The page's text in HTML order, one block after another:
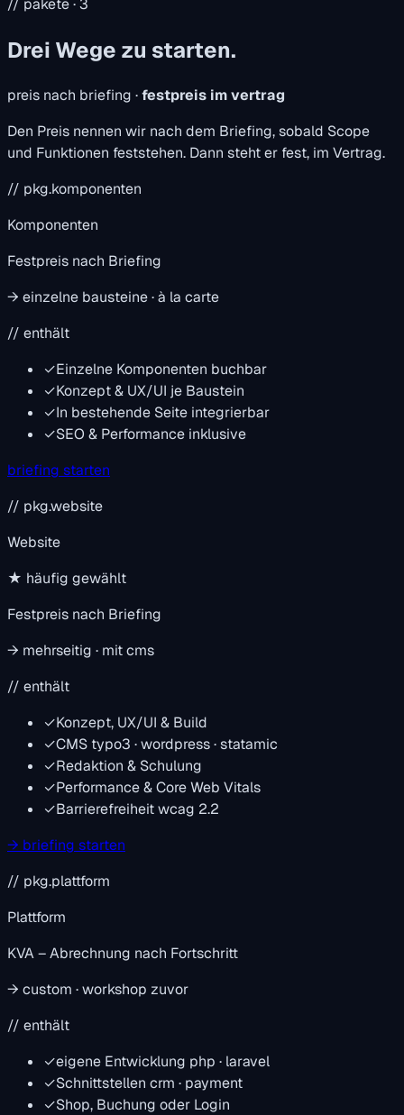
// pakete · 3
Drei Wege zu starten.
preis nach briefing ·festpreis im vertrag
Den Preis nennen wir nach dem Briefing, sobald Scope
und Funktionen feststehen. Dann steht er fest, im Vertrag.
// pkg.komponenten
Komponenten
Festpreis nach Briefing
→ einzelne bausteine · à la carte
// enthält
✓Einzelne Komponenten buchbar
✓Konzept & UX/UI je Baustein
✓In bestehende Seite integrierbar
✓SEO & Performance inklusive
briefing starten
// pkg.website
Website
★ häufig gewählt
Festpreis nach Briefing
→ mehrseitig · mit cms
// enthält
✓Konzept, UX/UI & Build
✓CMS typo3 · wordpress · statamic
✓Redaktion & Schulung
✓Performance & Core Web Vitals
✓Barrierefreiheitwcag 2.2
→ briefing starten
// pkg.plattform
Plattform
KVA – Abrechnung nach Fortschritt
→ custom · workshop zuvor
// enthält
✓eigene Entwicklung php · laravel
✓Schnittstellen crm · payment
✓Shop, Buchung oder Login